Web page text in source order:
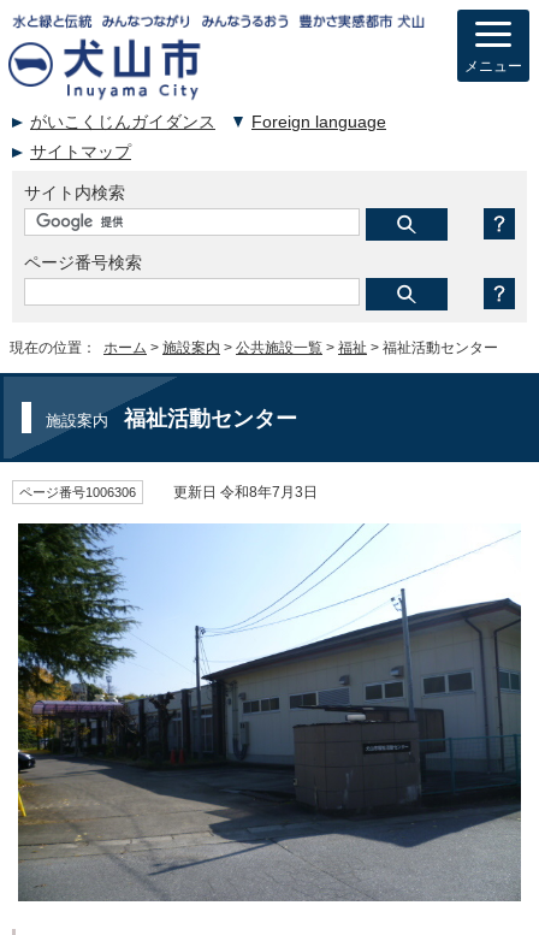
がいこくじんガイダンス
Foreign language
サイトマップ
サイト内検索
ページ番号検索
メニュー
現在の位置： ホーム > 施設案内 > 公共施設一覧 > 福祉 > 福祉活動センター
施設案内 福祉活動センター
ページ番号1006306 更新日 令和8年7月3日